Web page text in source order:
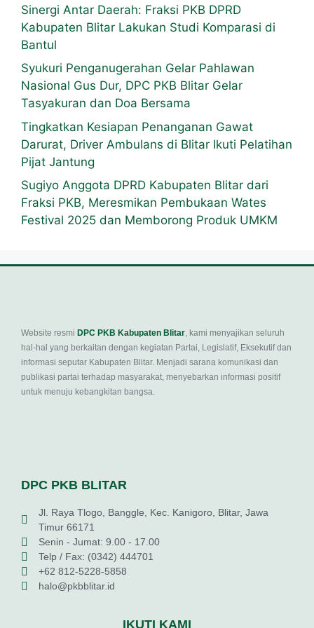
Sinergi Antar Daerah: Fraksi PKB DPRD
Kabupaten Blitar Lakukan Studi Komparasi di
Bantul
Syukuri Penganugerahan Gelar Pahlawan
Nasional Gus Dur, DPC PKB Blitar Gelar
Tasyakuran dan Doa Bersama
Tingkatkan Kesiapan Penanganan Gawat
Darurat, Driver Ambulans di Blitar Ikuti Pelatihan
Pijat Jantung
Sugiyo Anggota DPRD Kabupaten Blitar dari
Fraksi PKB, Meresmikan Pembukaan Wates
Festival 2025 dan Memborong Produk UMKM
Website resmi DPC PKB Kabupaten Blitar, kami menyajikan seluruh
hal-hal yang berkaitan dengan kegiatan Partai, Legislatif, Eksekutif dan
informasi seputar Kabupaten Blitar. Menjadi sarana komunikasi dan
publikasi partai terhadap masyarakat, menyebarkan informasi positif
untuk menuju kebangkitan bangsa.
DPC PKB BLITAR
Jl. Raya Tlogo, Banggle, Kec. Kanigoro, Blitar, Jawa
Timur 66171
Senin - Jumat: 9.00 - 17.00
Telp / Fax: (0342) 444701
+62 812-5228-5858
halo@pkbblitar.id
IKUTI KAMI